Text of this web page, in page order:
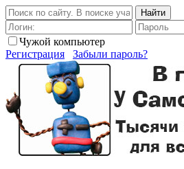
Найти
Чужой компьютер
Регистрация
Забыли пароль?